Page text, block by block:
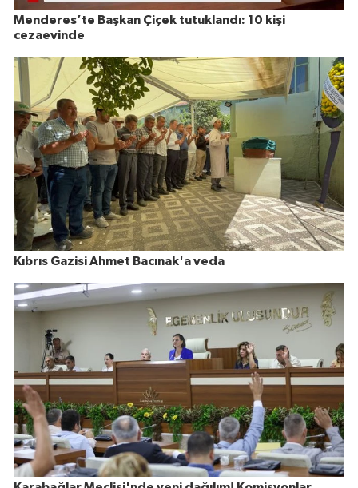
Menderes’te Başkan Çiçek tutuklandı: 10 kişi
cezaevinde
Kıbrıs Gazisi Ahmet Bacınak'a veda